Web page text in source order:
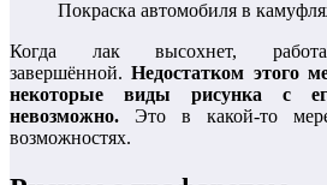
Покраска автомобиля в
Когда лак высохнет,
завершённой.Недостатком этого
некоторые виды рисунка с
невозможно. Это в какой-то
возможностях.